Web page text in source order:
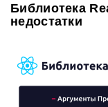
Библиотека
недостатки